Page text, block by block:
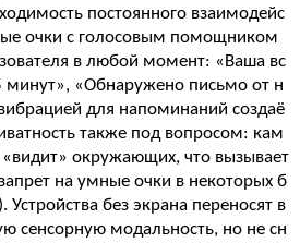
постоянного взаимодейс
очки с голосовым помощником
в любой момент: «Ваша вс
минут», «Обнаружено письмо от н
для напоминаний создаё
также под вопросом: кам
«видит» окружающих, что вызывает
на умные очки в некоторых б
Устройства без экрана переносят в
сенсорную модальность, но не сн